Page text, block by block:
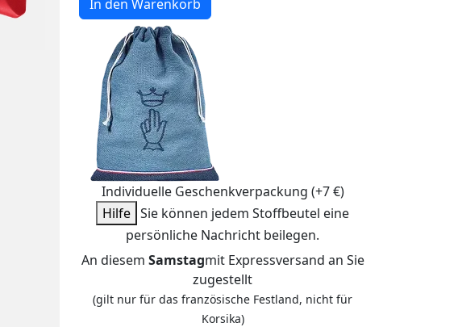
In den Warenkorb
Individuelle Geschenkverpackung (+7 €)
Hilfe Sie können jedem Stoffbeutel eine
persönliche Nachricht beilegen.
An diesem Samstagmit Expressversand an Sie
zugestellt
(gilt nur für das französische Festland, nicht für
Korsika)